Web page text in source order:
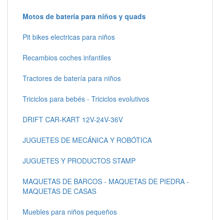
Motos de bateria para niños y quads
Pit bikes electricas para niños
Recambios coches infantiles
Tractores de batería para niños
Triciclos para bebés - Triciclos evolutivos
DRIFT CAR-KART 12V-24V-36V
JUGUETES DE MECÁNICA Y ROBÓTICA
JUGUETES Y PRODUCTOS STAMP
MAQUETAS DE BARCOS - MAQUETAS DE PIEDRA -
MAQUETAS DE CASAS
Muebles para niños pequeños